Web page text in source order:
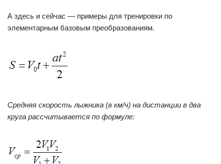
А здесь и сейчас — примеры для тренировки по
элементарным базовым преобразованиям.
Средняя скорость лыжника (в км/ч) на дистанции в два
круга рассчитывается по формуле: